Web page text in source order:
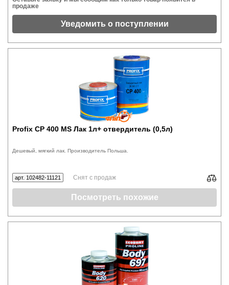
продаже
Уведомить о поступлении
Profix СР 400 MS Лак 1л+ отвердитель (0,5л)
Дешевый, мягкий лак. Производитель Польша.
арт. 102482-11121 Снят с продаж
Посмотреть похожие